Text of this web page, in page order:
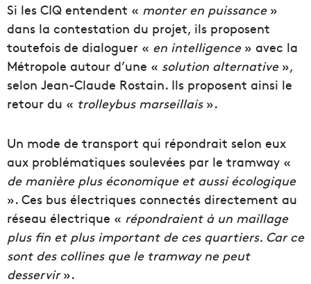
Si les CIQ entendent « monter en puissance»
dans la contestation du projet, ils proposent
toutefois de dialoguer « en intelligence» avec la
Métropole autour d’une « solution alternative»,
selon Jean-Claude Rostain. Ils proposent ainsi le
retour du « trolleybus marseillais».
Un mode de transport qui répondrait selon eux
aux problématiques soulevées par le tramway «
de manière plus économique et aussi écologique
». Ces bus électriques connectés directement au
réseau électrique « répondraient à un maillage
plus fin et plus important de ces quartiers. Car ce
sont des collines que le tramway ne peut
desservir».